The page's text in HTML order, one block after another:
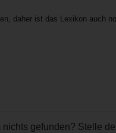
daher ist das Lexikon
nichts gefunden? Stelle